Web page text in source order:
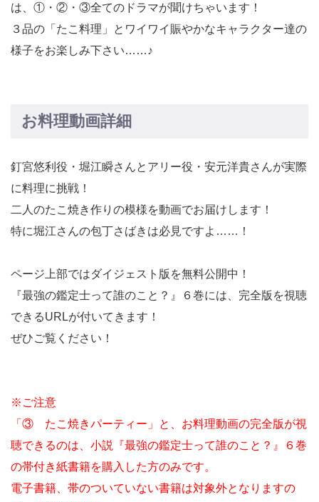
は、①・②・③全てのドラマが聞けちゃいます！
３品の「たこ料理」とワイワイ賑やかなキャラクター達の
様子をお楽しみ下さい……♪
お料理動画詳細
釘宮悠利役・堀江瞬さんとアリー役・安元洋貴さんが実際
に料理に挑戦！
二人のたこ焼き作りの模様を動画でお届けします！
特に堀江さんの包丁さばきは必見ですよ……！
ページ上部ではダイジェスト版を無料公開中！
『最強の鑑定士って誰のこと？』６巻には、完全版を視聴
できるURLが付いてきます！
ぜひご覧ください！
※ご注意
「③ たこ焼きパーティー」と、お料理動画の完全版が視
聴できるのは、小説『最強の鑑定士って誰のこと？』６巻
の帯付き紙書籍を購入した方のみです。
電子書籍、帯のついていない書籍は対象外となりますの